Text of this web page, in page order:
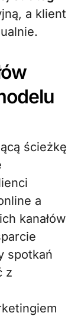
a klient
ścieżkę
a
kanałów
spotkań
z